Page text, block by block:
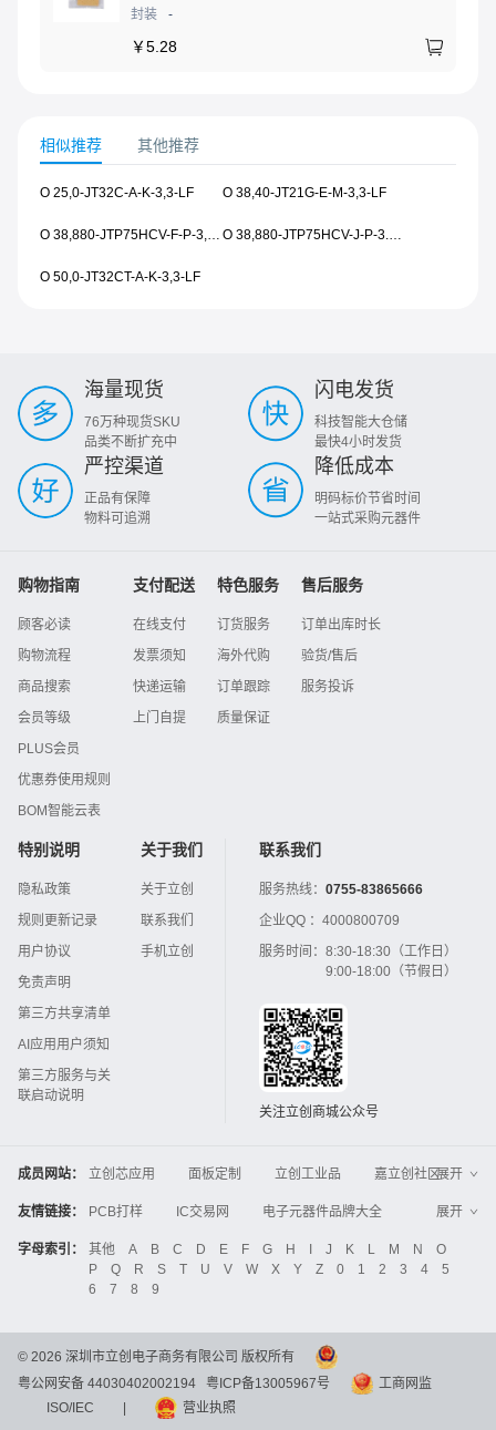
封装
-
￥5.28
相似推荐 其他推荐
O 25,0-JT32C-A-K-3,3-LF O 38,40-JT21G-E-M-3,3-LF
O 38,880-JTP75HCV-F-P-3,3-1616-08X0-LF O 38,880-JTP75HCV-J-P-3.3-1616-08XO-LF
O 50,0-JT32CT-A-K-3,3-LF
海量现货
76万种现货SKU
品类不断扩充中
闪电发货
科技智能大仓储
最快4小时发货
严控渠道
正品有保障
物料可追溯
降低成本
明码标价节省时间
一站式采购元器件
购物指南
顾客必读
购物流程
商品搜索
会员等级
PLUS会员
优惠券使用规则
BOM智能云表
支付配送
在线支付
发票须知
快递运输
上门自提
特色服务
订货服务
海外代购
订单跟踪
质量保证
售后服务
订单出库时长
验货/售后
服务投诉
特别说明
隐私政策
规则更新记录
用户协议
免责声明
第三方共享清单
AI应用用户须知
第三方服务与关
联启动说明
关于我们
关于立创
联系我们
手机立创
联系我们
服务热线： 0755-83865666
企业QQ ： 4000800709
服务时间： 8:30-18:30（工作日）
9:00-18:00（节假日）
关注立创商城公众号
成员网站： 立创芯应用 面板定制 立创工业品
嘉立创社区
3D打印
嘉立创FPC 嘉立创PCB
嘉立创FA
Global Website LCSC
ZXHPCB
展开
友情链接： PCB打样 IC交易网
电子元器件品牌大全
中国IC网
智能电网 机电设备
电子工程网
晶振
电子技术应用 21icsearch
电子展
工业品采购
IC电子网 锂电池
集成灶
中国机床商务网
DFRobot开源硬件商城
分析测试百科网
开步睿思 串联谐振
展开
字母索引： 其他 A B C D E F G H J K L M N
O
P
Q R S T U V W X Y Z 0 1 2 3 4
5
6
7 8 9
© 2026 深圳市立创电子商务有限公司 版权所有
粤公网安备 44030402002194
粤ICP备13005967号
工商网监
ISO/IEC
营业执照